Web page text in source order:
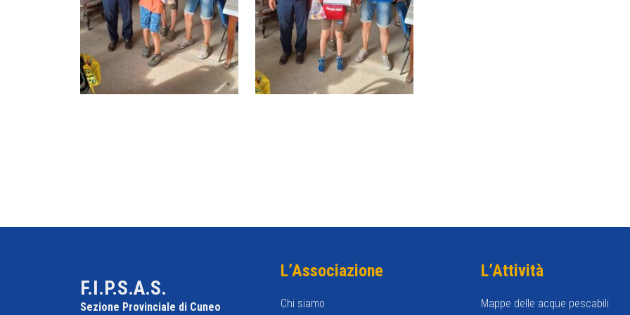
F.I.P.S.A.S.
Sezione Provinciale di Cuneo
L’Associazione
Chi siamo
L’Attività
Mappe delle acque pescabili